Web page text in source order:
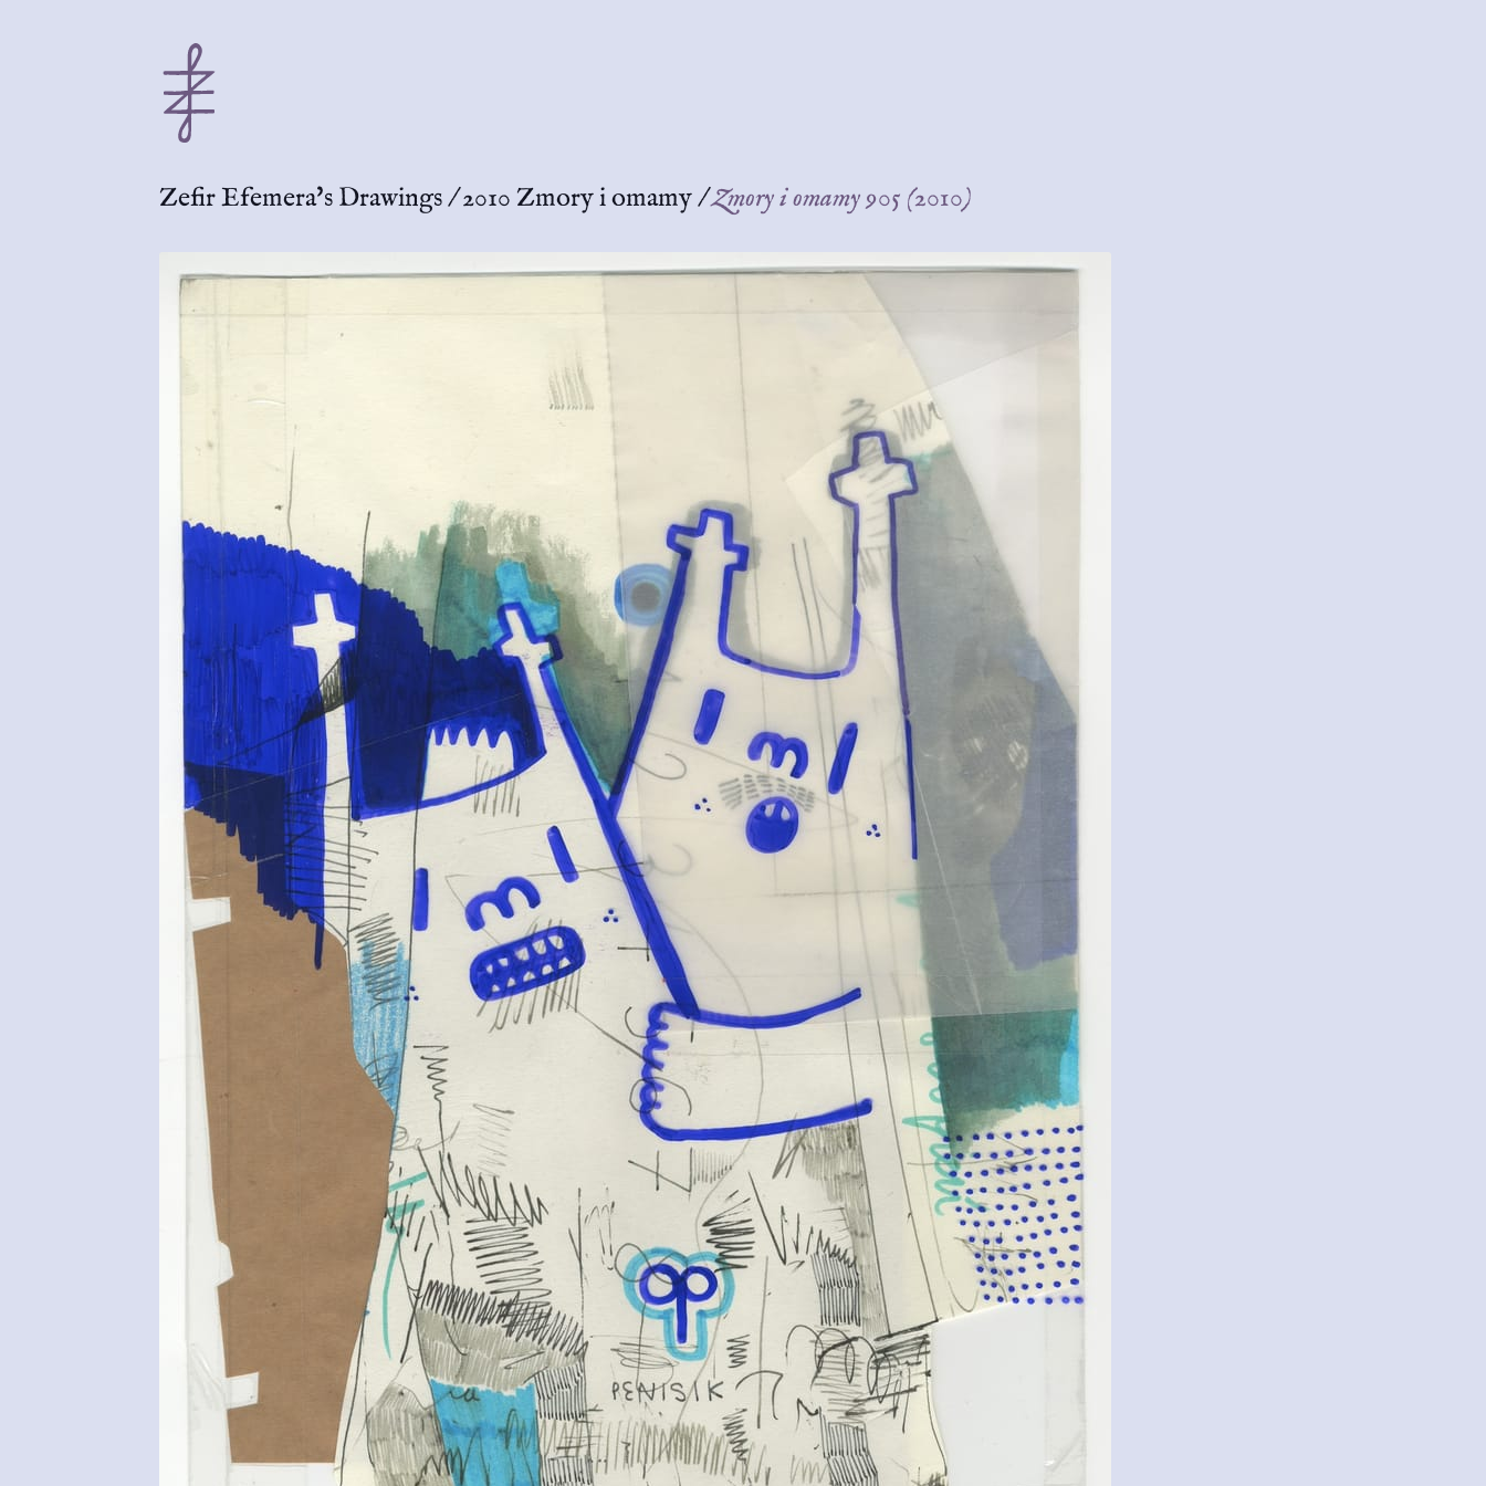
Zefir Efemera's Drawings/2010 Zmory i omamy/Zmory i omamy 905 (2010)